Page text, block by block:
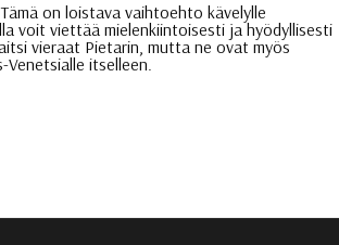
on loistava vaihtoehto kävelylle
voit viettää mielenkiintoisesti ja hyödyllisesti
vieraat Pietarin, mutta ne ovat myös
Venetsialle itselleen.